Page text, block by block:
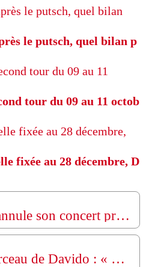
le putsch, quel bilan p
tour du 09 au 11 octob
fixée au 28 décembre, D
Gims : le chanteur annule son concert prévu en Tunisie
Latto partage le morceau de Davido : « Unavailable »